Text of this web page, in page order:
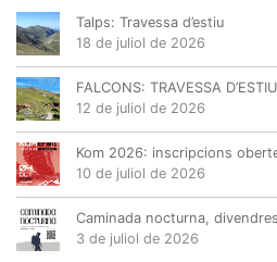
Talps: Travessa d’estiu
18 de juliol de 2026
FALCONS: TRAVESSA
12 de juliol de 2026
Kom 2026: inscripcions
10 de juliol de 2026
Caminada nocturna,
3 de juliol de 2026